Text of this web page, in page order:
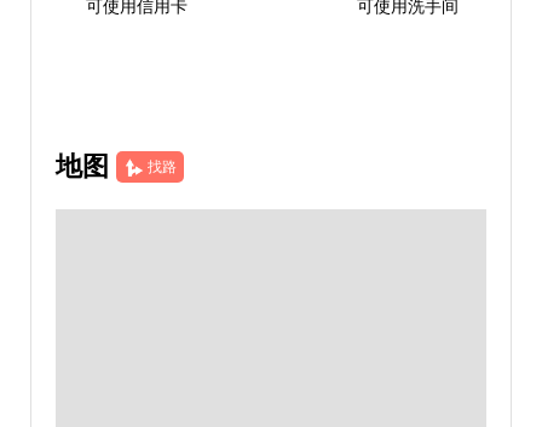
可使用信用卡 可使用洗手间
地图 找路